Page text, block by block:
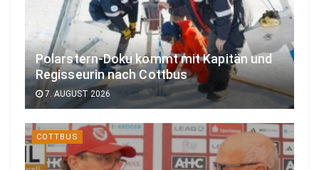
Polarstern-Doku kommt mit Kapitän und
Regisseurin nach Cottbus
7. AUGUST 2026
COTTBUS